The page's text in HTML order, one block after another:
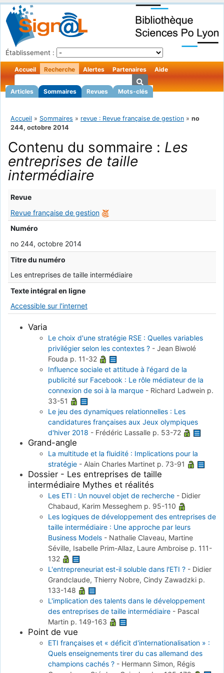
Établissement :
Accueil Recherche
Articles Sommaires Revues Mots-clés
Alertes Partenaires Aide
Accueil » Sommaires » revue : Revue française de gestion » no
244, octobre 2014
Contenu du sommaire : Les
entreprises de taille
intermédiaire
Revue
Revue française de gestion
Numéro
no 244, octobre 2014
Titre du numéro
Les entreprises de taille intermédiaire
Texte intégral en ligne
Accessible sur l'internet
Varia
Le choix d'une stratégie RSE : Quelles variables
privilégier selon les contextes ? - Jean Biwolé
Fouda p. 11-32
Influence sociale et attitude à l'égard de la
publicité sur Facebook : Le rôle médiateur de la
connexion de soi à la marque - Richard Ladwein p.
33-51
Le jeu des dynamiques relationnelles : Les
candidatures françaises aux Jeux olympiques
d'hiver 2018 - Frédéric Lassalle p. 53-72
Grand-angle
La multitude et la fluidité : Implications pour la
stratégie - Alain Charles Martinet p. 73-91
Dossier - Les entreprises de taille
intermédiaire Mythes et réalités
Les ETI : Un nouvel objet de recherche - Didier
Chabaud, Karim Messeghem p. 95-110
Les logiques de développement des entreprises de
taille intermédiaire : Une approche par leurs
Business Models - Nathalie Claveau, Martine
Séville, Isabelle Prim-Allaz, Laure Ambroise p. 111-
132
L'entrepreneuriat est-il soluble dans l'ETI ? - Didier
Grandclaude, Thierry Nobre, Cindy Zawadzki p.
133-148
L'implication des talents dans le développement
des entreprises de taille intermédiaire - Pascal
Martin p. 149-163
Point de vue
ETI françaises et « déficit d'internationalisation » :
Quels enseignements tirer du cas allemand des
champions cachés ? - Hermann Simon, Régis